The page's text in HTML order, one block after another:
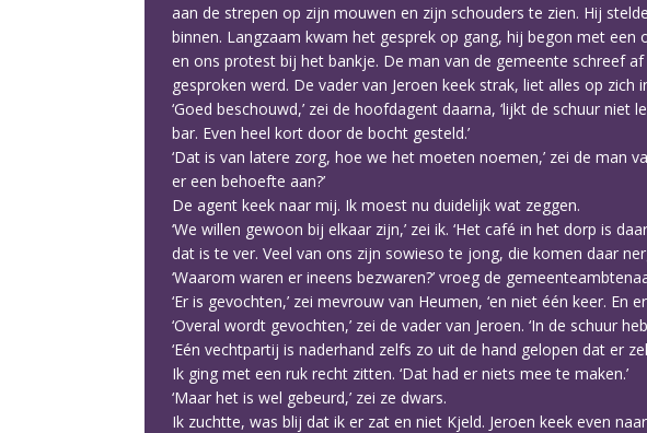
aan de strepen op zijn mouwen en zijn schouders te zien. Hij
binnen. Langzaam kwam het gesprek op gang, hij begon met
en ons protest bij het bankje. De man van de gemeente schreef
gesproken werd. De vader van Jeroen keek strak, liet alles op
‘Goed beschouwd,’ zei de hoofdagent daarna, ‘lijkt de schuur
bar. Even heel kort door de bocht gesteld.’
‘Dat is van latere zorg, hoe we het moeten noemen,’ zei de man
er een behoefte aan?’
De agent keek naar mij. Ik moest nu duidelijk wat zeggen.
‘We willen gewoon bij elkaar zijn,’ zei ik. ‘Het café in het dorp is
dat is te ver. Veel van ons zijn sowieso te jong, die komen daar
‘Waarom waren er ineens bezwaren?’ vroeg de
‘Er is gevochten,’ zei mevrouw van Heumen, ‘en niet één keer. En
‘Overal wordt gevochten,’ zei de vader van Jeroen. ‘In de schuur
‘Eén vechtpartij is naderhand zelfs zo uit de hand gelopen dat er
Ik ging met een ruk recht zitten. ‘Dat had er niets mee te maken.’
‘Maar het is wel gebeurd,’ zei ze dwars.
Ik zuchtte, was blij dat ik er zat en niet Kjeld. Jeroen keek even